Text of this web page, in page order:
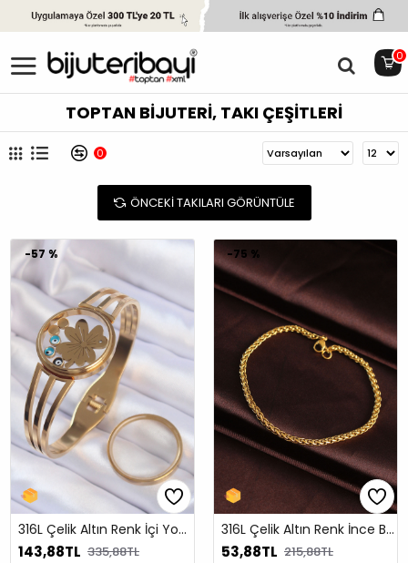
0
TOPTAN BIJUTERI, TAKI ÇEŞITLERI
0
ÖNCEKI TAKILARI GÖRÜNTÜLE
-57 %
316L Çelik Altın Renk İçi Yonca ve Nazar Boncuk Figürlü Açılabilir Fanus Kelepçe
143,88TL 335,88TL
-75 %
316L Çelik Altın Renk İnce Burgu Zincir Bileklik
53,88TL 215,88TL